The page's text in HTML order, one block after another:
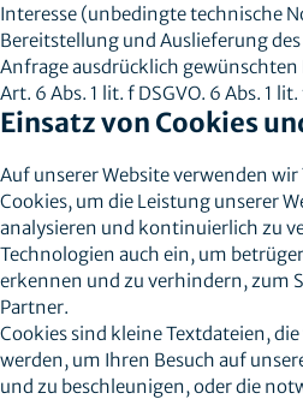
Interesse (unbedingte technische
Bereitstellung und Auslieferung
Anfrage ausdrücklich gewünschten
Art. 6 Abs. 1 lit. f DSGVO. 6 Abs. 1 lit.
Einsatz von Cookies
Auf unserer Website verwenden
Cookies, um die Leistung unserer
analysieren und kontinuierlich zu
Technologien auch ein, um
erkennen und zu verhindern, zum
Partner.
Cookies sind kleine Textdateien,
werden, um Ihren Besuch auf
und zu beschleunigen, oder die